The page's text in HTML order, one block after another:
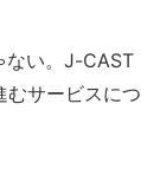
ない。J-CAST
むサービスにつ